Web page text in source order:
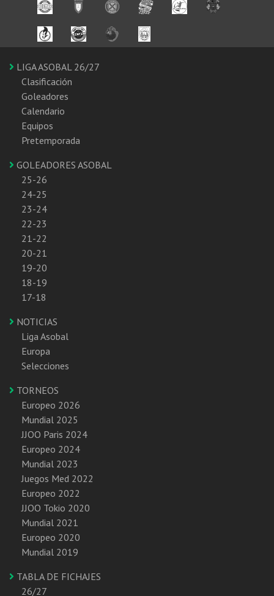
LIGA ASOBAL 26/27
Clasificación
Goleadores
Calendario
Equipos
Pretemporada
GOLEADORES ASOBAL
25-26
24-25
23-24
22-23
21-22
20-21
19-20
18-19
17-18
NOTICIAS
Liga Asobal
Europa
Selecciones
TORNEOS
Europeo 2026
Mundial 2025
JJOO Paris 2024
Europeo 2024
Mundial 2023
Juegos Med 2022
Europeo 2022
JJOO Tokio 2020
Mundial 2021
Europeo 2020
Mundial 2019
TABLA DE FICHAJES
26/27